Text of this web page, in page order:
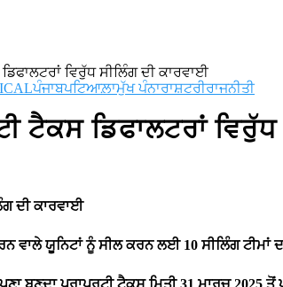
ਵਿਰੁੱਧ ਸੀਲਿੰਗ ਦੀ ਕਾਰਵਾਈ
ਪੰਜਾਬਪਟਿਆਲ਼ਾਮੁੱਖ ਪੰਨਾਰਾਸ਼ਟਰੀਰਾਜਨੀਤੀ
ਟੈਕਸ ਡਿਫਾਲਟਰਾਂ ਵਿਰੁੱਧ
ਦੀ ਕਾਰਵਾਈ
ਵਾਲੇ ਯੂਨਿਟਾਂ ਨੂੰ ਸੀਲ ਕਰਨ ਲਈ 10 ਸੀਲਿੰਗ ਟੀਮਾਂ
ਪ੍ਰਾਪਰਟੀ ਟੈਕਸ ਮਿਤੀ 31 ਮਾਰਚ 2025 ਤੋਂ